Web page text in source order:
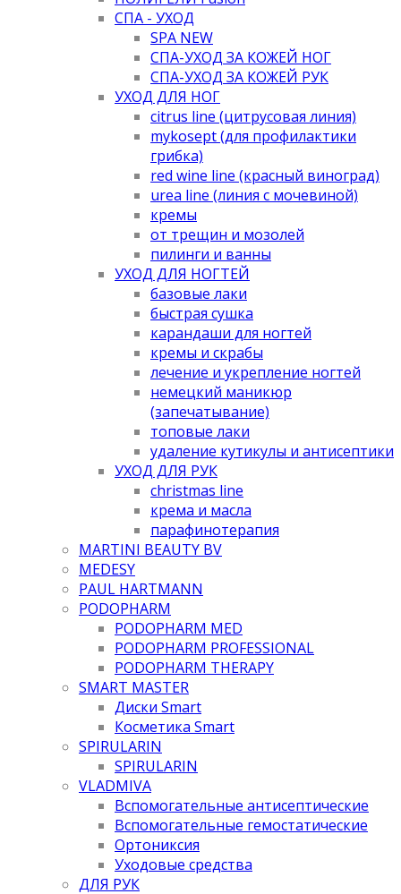
СПА - УХОД
SPA NEW
СПА-УХОД ЗА КОЖЕЙ НОГ
СПА-УХОД ЗА КОЖЕЙ РУК
УХОД ДЛЯ НОГ
citrus line (цитрусовая линия)
mykosept (для профилактики
грибка)
red wine line (красный виноград)
urea line (линия с мочевиной)
кремы
от трещин и мозолей
пилинги и ванны
УХОД ДЛЯ НОГТЕЙ
базовые лаки
быстрая сушка
карандаши для ногтей
кремы и скрабы
лечение и укрепление ногтей
немецкий маникюр
(запечатывание)
топовые лаки
удаление кутикулы и антисептики
УХОД ДЛЯ РУК
christmas line
крема и масла
парафинотерапия
MARTINI BEAUTY BV
MEDESY
PAUL HARTMANN
PODOPHARM
PODOPHARM MED
PODOPHARM PROFESSIONAL
PODOPHARM THERAPY
SMART MASTER
Диски Smart
Косметика Smart
SPIRULARIN
SPIRULARIN
VLADMIVA
Вспомогательные антисептические
Вспомогательные гемостатические
Ортониксия
Уходовые средства
ДЛЯ РУК